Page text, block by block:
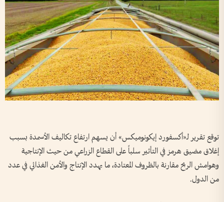
توقع تقرير لـ«أكسفورد إيكونوميكس» أن يسهم ارتفاع تكاليف الأسمدة بسبب
إغلاق مضيق هرمز في التأثير سلباً على القطاع الزراعي من حيث الإنتاجية
وهوامش الربح مقارنة بالظروف المعتادة، ما يهدد الإنتاج والأمن الغذائي في عدد
من الدول.